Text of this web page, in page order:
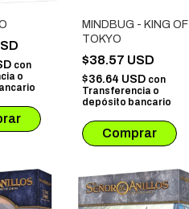
con
o
MINDBUG - KING OF
TOKYO
$38.57 USD
$36.64 USD con
Transferencia o
depósito bancario